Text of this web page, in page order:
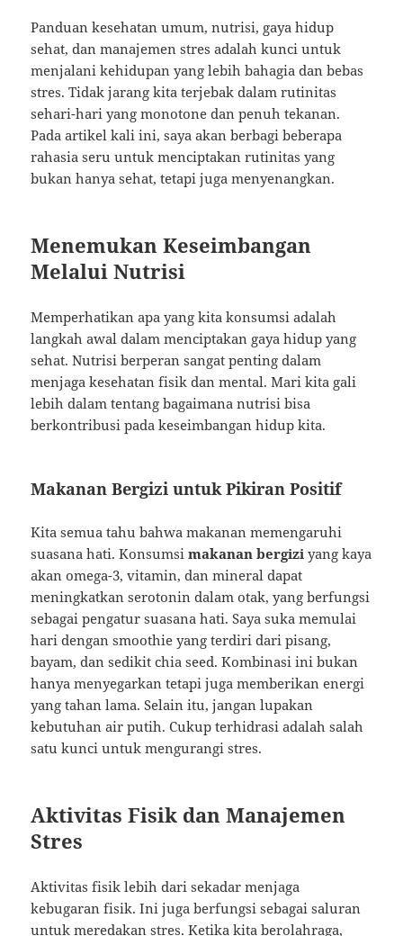
Panduan kesehatan umum, nutrisi, gaya hidup
sehat, dan manajemen stres adalah kunci untuk
menjalani kehidupan yang lebih bahagia dan bebas
stres. Tidak jarang kita terjebak dalam rutinitas
sehari-hari yang monotone dan penuh tekanan.
Pada artikel kali ini, saya akan berbagi beberapa
rahasia seru untuk menciptakan rutinitas yang
bukan hanya sehat, tetapi juga menyenangkan.
Menemukan Keseimbangan
Melalui Nutrisi
Memperhatikan apa yang kita konsumsi adalah
langkah awal dalam menciptakan gaya hidup yang
sehat. Nutrisi berperan sangat penting dalam
menjaga kesehatan fisik dan mental. Mari kita gali
lebih dalam tentang bagaimana nutrisi bisa
berkontribusi pada keseimbangan hidup kita.
Makanan Bergizi untuk Pikiran Positif
Kita semua tahu bahwa makanan memengaruhi
suasana hati. Konsumsimakanan bergizi yang kaya
akan omega-3, vitamin, dan mineral dapat
meningkatkan serotonin dalam otak, yang berfungsi
sebagai pengatur suasana hati. Saya suka memulai
hari dengan smoothie yang terdiri dari pisang,
bayam, dan sedikit chia seed. Kombinasi ini bukan
hanya menyegarkan tetapi juga memberikan energi
yang tahan lama. Selain itu, jangan lupakan
kebutuhan air putih. Cukup terhidrasi adalah salah
satu kunci untuk mengurangi stres.
Aktivitas Fisik dan Manajemen
Stres
Aktivitas fisik lebih dari sekadar menjaga
kebugaran fisik. Ini juga berfungsi sebagai saluran
untuk meredakan stres. Ketika kita berolahraga,